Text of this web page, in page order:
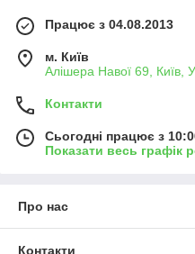
Працює з 04.08.2013
м. Київ
Алішера Навої 69, Київ,
Контакти
Сьогодні працює з
Показати весь графік
Про нас
Контакти